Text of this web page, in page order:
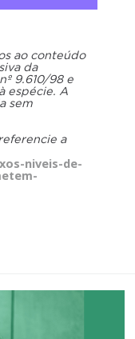
ao conteúdo
da
9.610/98 e
espécie. A
sem
a
niveis-de-